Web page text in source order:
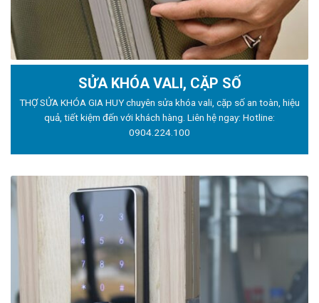
SỬA KHÓA VALI, CẶP SỐ
THỢ SỬA KHÓA GIA HUY chuyên sửa khóa vali, cặp số an toàn, hiệu
quả, tiết kiệm đến với khách hàng. Liên hệ ngay: Hotline:
0904.224.100